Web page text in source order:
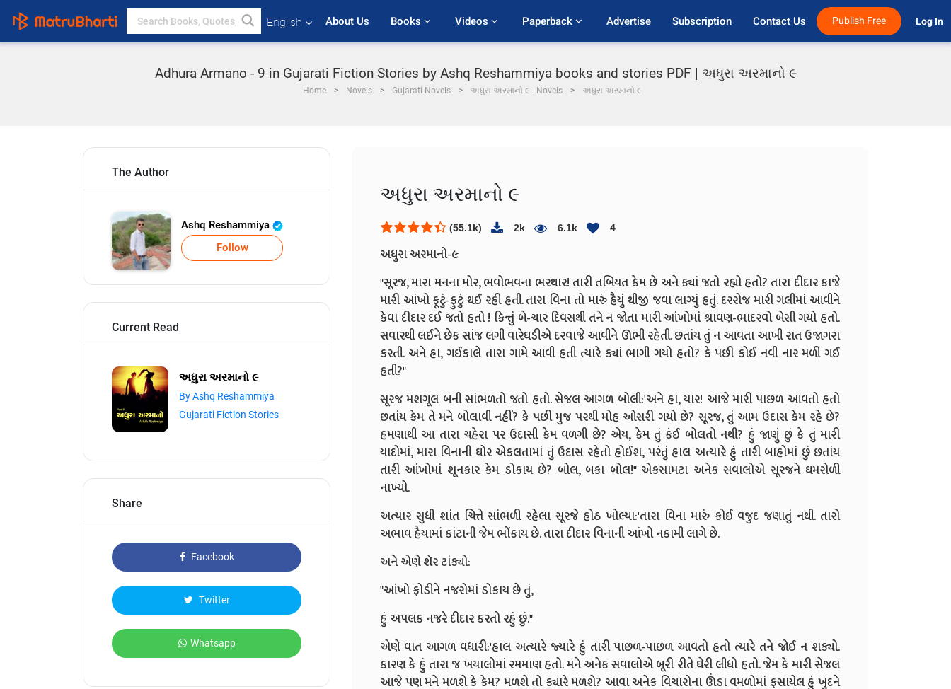
English About Us Books Videos Paperback Advertise Subscription Contact Us Publish Free Log In
Adhura Armano - 9 in Gujarati Fiction Stories by Ashq Reshammiya books and stories PDF | અધુરા અરમાનો ૯
Home Novels Gujarati Novels અધુરા અરમાનો ૯ - Novels અધુરા અરમાનો ૯
The Author
Ashq Reshammiya
Follow
Current Read
અધુરા અરમાનો ૯
By Ashq Reshammiya
Gujarati Fiction Stories
Share
Facebook
Twitter
Whatsapp
અધુરા અરમાનો ૯
(55.1k) 2k 6.1k 4
અધુરા અરમાનો-૯
"સૂરજ, મારા મનના મોર, ભવોભવના ભરથાર! તારી તબિયત કેમ છે અને ક્યાં જતો રહ્યો હતો? તારા દીદાર કાજે
મારી આંખો ફૂટું-ફુટું થઈ રહી હતી. તારા વિના તો મારું હૈયું થીજી જવા લાગ્યું હતું. દરરોજ મારી ગલીમાં આવીને
કેવા દીદાર દઈ જતો હતો ! કિન્તું બે-ચાર દિવસથી તને ન જોતા મારી આંખોમાં શ્રાવણ-ભાદરવો બેસી ગયો હતો.
સવારથી લઈને છેક સાંજ લગી વારેઘડીએ દરવાજે આવીને ઊભી રહેતી. છતાંય તું ન આવતા આખી રાત ઉજાગરા
કરતી. અને હા, ગઈકાલે તારા ગામે આવી હતી ત્યારે ક્યાં ભાગી ગયો હતો? કે પછી કોઈ નવી નાર મળી ગઈ
હતી?"
સૂરજ મશગૂલ બની સાંભળતો જતો હતો. સેજલ આગળ બોલી:'અને હા, યાર! આજે મારી પાછળ આવતો હતો
છતાંય કેમ તે મને બોલાવી નહીં? કે પછી મુજ પરથી મોહ ઓસરી ગયો છે? સૂરજ, તું આમ ઉદાસ કેમ રહે છે?
હમણાથી આ તારા ચહેરા પર ઉદાસી કેમ વળગી છે? એય, કેમ તું કંઈ બોલતો નથી? હું જાણું છું કે તું મારી
યાદોમાં, મારા વિનાની ઘોર એકલતામાં તું ઉદાસ રહેતો હોઈશ, પરંતું હાલ અત્યારે હું તારી બાહોમાં છું છતાંય
તારી આંખોમાં શૂનકાર કેમ ડોકાય છે? બોલ, બકા બોલ!" એકસામટા અનેક સવાલોએ સૂરજને ઘમરોળી
નાખ્યો.
અત્યાર સુધી શાંત ચિત્તે સાંભળી રહેલા સૂરજે હોઠ ખોલ્યા:'તારા વિના મારું કોઈ વજુદ જણાતું નથી. તારો
અભાવ હૈયામાં કાંટાની જેમ ભોંકાય છે. તારા દીદાર વિનાની આંખો નકામી લાગે છે.
અને એણે શૅર ટાંક્યો:
"આંખો ફોડીને નજરોમાં ડોકાય છે તું,
હું અપલક નજરે દીદાર કરતો રહું છું."
એણે વાત આગળ વધારી:'હાલ અત્યારે જ્યારે હું તારી પાછળ-પાછળ આવતો હતો ત્યારે તને જોઈ ન શક્યો.
કારણ કે હું તારા જ ખયાલોમાં રમમાણ હતો. મને અનેક સવાલોએ બૂરી રીતે ઘેરી લીધો હતો. જેમ કે મારી સેજલ
આજે પણ મને મળશે કે કેમ? મળશે તો ક્યારે મળશે? આવા અનેક વિચારોના ઊંડા વમળોમાં ફસાયેલ હું ખુદને